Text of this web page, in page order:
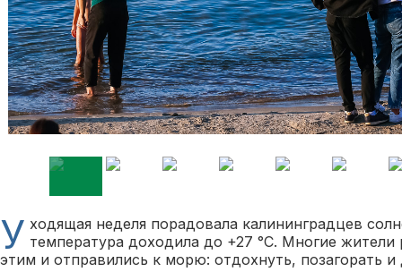
У ходящая неделя порадовала калининградцев
температура доходила до +27 °С. Многие жители
этим и отправились к морю: отдохнуть, позагорать и